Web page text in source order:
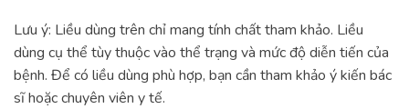
Lưu ý: Liều dùng trên chỉ mang tính chất tham khảo. Liều
dùng cụ thể tùy thuộc vào thể trạng và mức độ diễn tiến của
bệnh. Để có liều dùng phù hợp, bạn cần tham khảo ý kiến bác
sĩ hoặc chuyên viên y tế.